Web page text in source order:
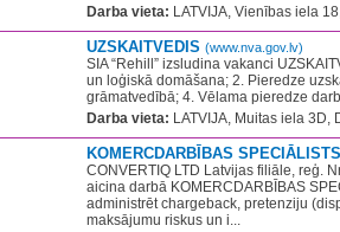
Darba vieta: LATVIJA, Vienības iela
UZSKAITVEDIS (www.nva.gov.lv)
SIA “Rehill” izsludina vakanci
un loģiskā domāšana; 2. Pieredze
grāmatvedībā; 4. Vēlama pieredze
Darba vieta: LATVIJA, Muitas iela 3D,
KOMERCDARBĪBAS SPECIĀLISTS
CONVERTIQ LTD Latvijas filiāle, reģ.
aicina darbā KOMERCDARBĪBAS
administrēt chargeback, pretenziju
maksājumu riskus un i...